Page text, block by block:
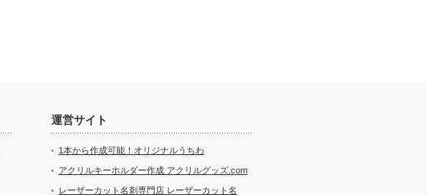
運営サイト
1本から作成可能！オリジナルうちわ
アクリルキーホルダー作成 アクリルグッズ.com
レーザーカット名刺専門店 レーザーカット名